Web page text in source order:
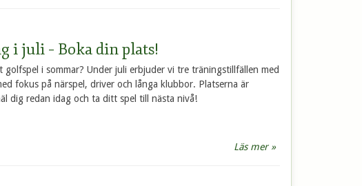
i juli – Boka din plats!
golfspel i sommar? Under juli erbjuder vi tre träningstillfällen med
fokus på närspel, driver och långa klubbor. Platserna är
dig redan idag och ta ditt spel till nästa nivå!
Läs mer »